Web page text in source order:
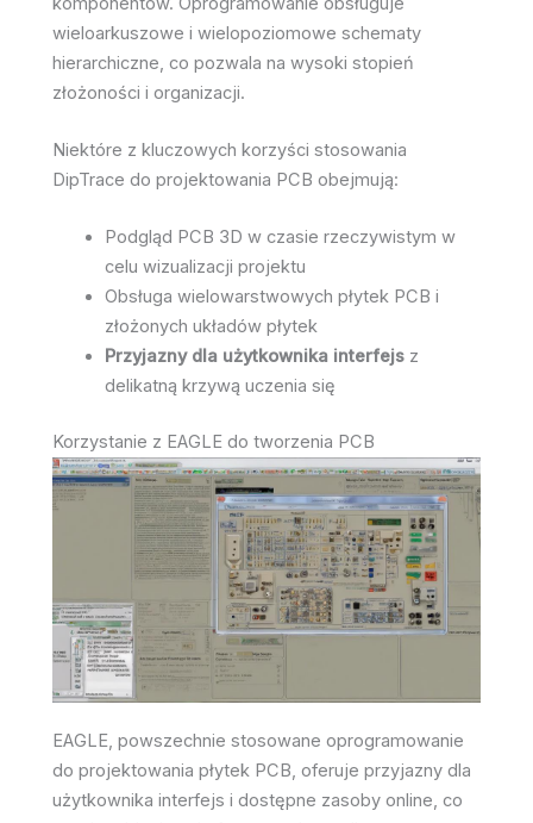
wieloarkuszowe i wielopoziomowe schematy
hierarchiczne, co pozwala na wysoki stopień
złożoności i organizacji.
Niektóre z kluczowych korzyści stosowania
DipTrace do projektowania PCB obejmują:
Podgląd PCB 3D w czasie rzeczywistym w
celu wizualizacji projektu
Obsługa wielowarstwowych płytek PCB i
złożonych układów płytek
Przyjazny dla użytkownika interfejsz
delikatną krzywą uczenia się
Korzystanie z EAGLE do tworzenia PCB
EAGLE, powszechnie stosowane oprogramowanie
do projektowania płytek PCB, oferuje przyjazny dla
użytkownika interfejs i dostępne zasoby online, co